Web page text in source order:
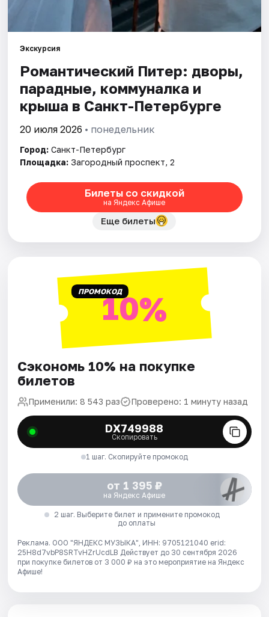
Экскурсия
Романтический Питер: дворы,
парадные, коммуналка и
крыша в Санкт-Петербурге
20 июля 2026 • понедельник
Город: Санкт-Петербург
Площадка: Загородный проспект, 2
Билеты со скидкой
на Яндекс Афише
Еще билеты
ПРОМОКОД10%
Сэкономь 10% на покупке
билетов
Применили: 8 543 раз Проверено: 1 минуту назад
DX749988
Скопировать
1 шаг. Скопируйте промокод
от 1 395 ₽
на Яндекс Афише
2 шаг. Выберите билет и примените промокод
до оплаты
Реклама. ООО "ЯНДЕКС МУЗЫКА", ИНН: 9705121040 erid:
25H8d7vbP8SRTvHZrUcdLB Действует до 30 сентября 2026
при покупке билетов от 3 000 ₽ на это мероприятие на Яндекс
Афише!